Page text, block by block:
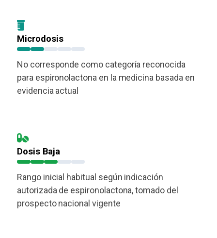
Microdosis
No corresponde como categoría reconocida
para espironolactona en la medicina basada en
evidencia actual
Dosis Baja
Rango inicial habitual según indicación
autorizada de espironolactona, tomado del
prospecto nacional vigente